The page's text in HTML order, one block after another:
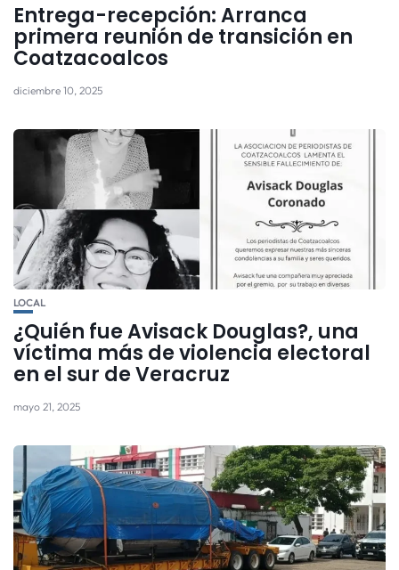
Entrega-recepción: Arranca
primera reunión de transición en
Coatzacoalcos
diciembre 10, 2025
LOCAL
¿Quién fue Avisack Douglas?, una
víctima más de violencia electoral
en el sur de Veracruz
mayo 21, 2025